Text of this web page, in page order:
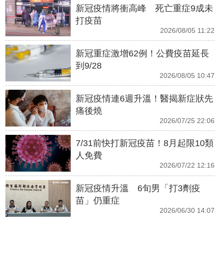
新冠疫情將衝高峰 死亡重症9成未
打疫苗
2026/08/05 11:22
新冠重症激增62例！公費疫苗延長
到9/28
2026/08/05 10:47
新冠疫情連6週升溫！醫揭新症狀先
痛後燒
2026/07/25 22:06
7/31前快打新冠疫苗！8月起限10類
人免費
2026/07/22 12:16
新冠疫情升溫 6旬男「打3劑疫
苗」仍重症
2026/06/30 14:07